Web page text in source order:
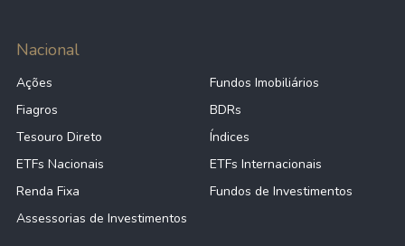
Nacional
Ações
Fundos Imobiliários
Fiagros
BDRs
Tesouro Direto
Índices
ETFs Nacionais
ETFs Internacionais
Renda Fixa
Fundos de Investimentos
Assessorias de Investimentos